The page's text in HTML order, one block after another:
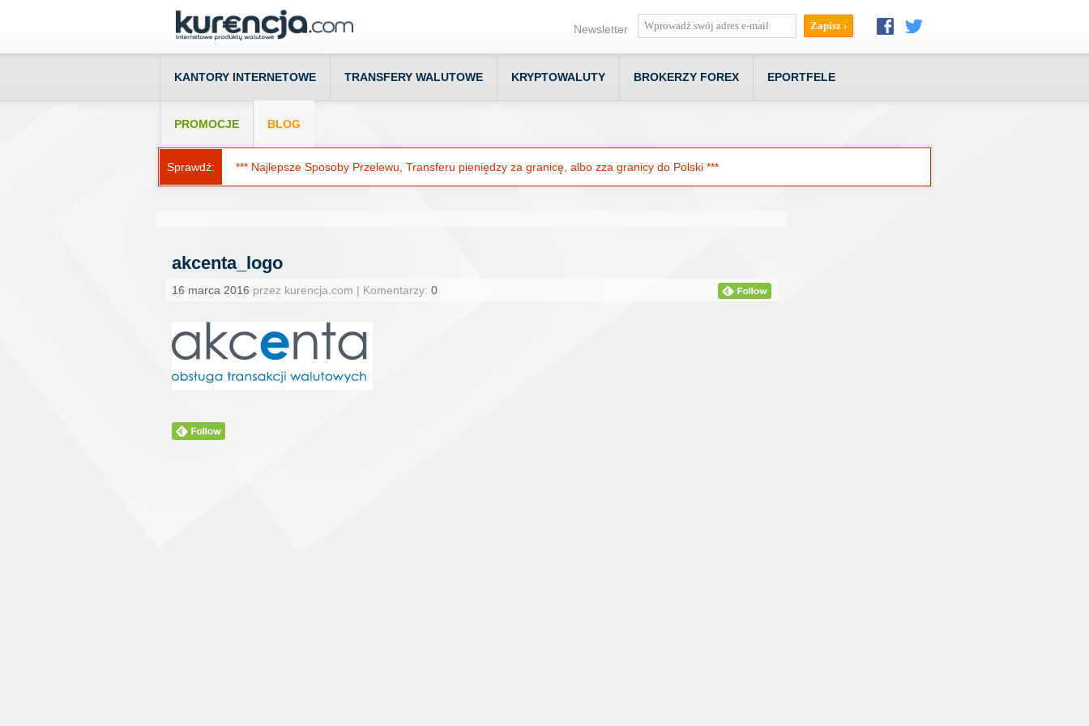
Newsletter
KANTORY INTERNETOWE TRANSFERY WALUTOWE KRYPTOWALUTY BROKERZY FOREX EPORTFELE
PROMOCJE BLOG
Sprawdź: *** Najlepsze Sposoby Przelewu, Transferu pieniędzy za granicę, albo zza granicy do Polski ***
akcenta_logo
16 marca 2016 przez kurencja.com | Komentarzy: 0